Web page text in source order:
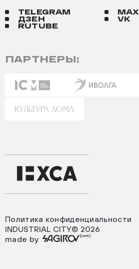
ПАРТНЕРЫ:
TELEGRAM
MAX
ДЗЕН
VK
RUTUBE
Политика конфиденциальности
INDUSTRIAL CITY© 2026
made by